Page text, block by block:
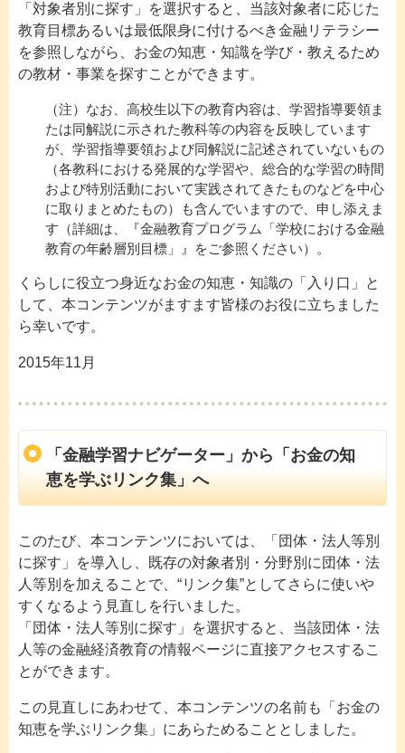
「対象者別に探す」を選択すると、当該対象者に応じた
教育目標あるいは最低限身に付けるべき金融リテラシー
を参照しながら、お金の知恵・知識を学び・教えるため
の教材・事業を探すことができます。
（注）なお、高校生以下の教育内容は、学習指導要領ま
たは同解説に示された教科等の内容を反映しています
が、学習指導要領および同解説に記述されていないもの
（各教科における発展的な学習や、総合的な学習の時間
および特別活動において実践されてきたものなどを中心
に取りまとめたもの）も含んでいますので、申し添えま
す（詳細は、『金融教育プログラム「学校における金融
教育の年齢層別目標」』をご参照ください）。
くらしに役立つ身近なお金の知恵・知識の「入り口」と
して、本コンテンツがますます皆様のお役に立ちました
ら幸いです。
2015年11月
「金融学習ナビゲーター」から「お金の知
恵を学ぶリンク集」へ
このたび、本コンテンツにおいては、「団体・法人等別
に探す」を導入し、既存の対象者別・分野別に団体・法
人等別を加えることで、“リンク集”としてさらに使いや
すくなるよう見直しを行いました。
「団体・法人等別に探す」を選択すると、当該団体・法
人等の金融経済教育の情報ページに直接アクセスするこ
とができます。
この見直しにあわせて、本コンテンツの名前も「お金の
知恵を学ぶリンク集」にあらためることとしました。